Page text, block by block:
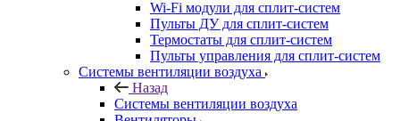
Wi-Fi модули для сплит-систем
Пульты ДУ для сплит-систем
Термостаты для сплит-систем
Пульты управления для сплит-систем
Системы вентиляции воздуха
Назад
Системы вентиляции воздуха